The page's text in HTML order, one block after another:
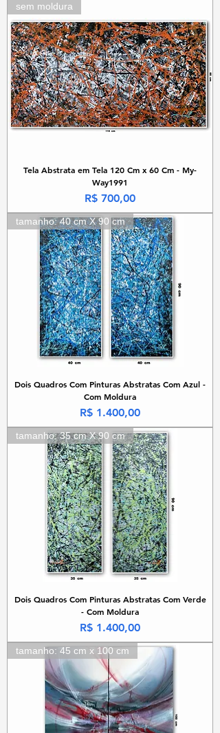
sem moldura
Tela Abstrata em Tela 120 Cm x 60 Cm - My-
Way1991
Preço
R$ 700,00
tamanho: 40 cm X 90 cm
Dois Quadros Com Pinturas Abstratas Com Azul -
Com Moldura
Preço
R$ 1.400,00
tamanho: 35 cm X 90 cm
Dois Quadros Com Pinturas Abstratas Com Verde
- Com Moldura
Preço
R$ 1.400,00
tamanho: 45 cm x 100 cm